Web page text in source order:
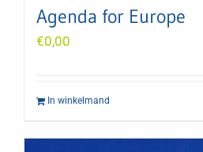
Agenda for Europe
€0,00
In winkelmand